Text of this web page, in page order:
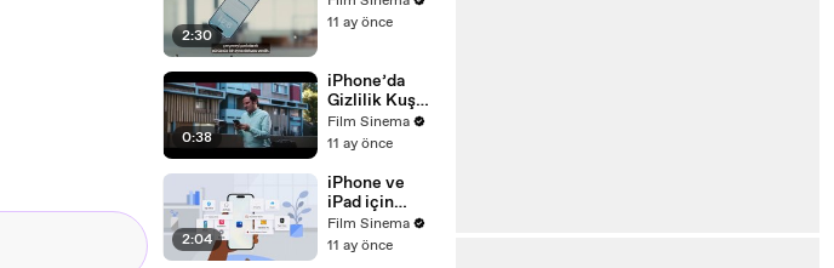
2:30
11 ay önce
0:38
iPhone’da
Gizlilik Kuş
Sürüsü
Film Sinema
11 ay önce
2:04
iPhone ve
iPad için
Apple Destek
uygulaması
Film Sinema
11 ay önce